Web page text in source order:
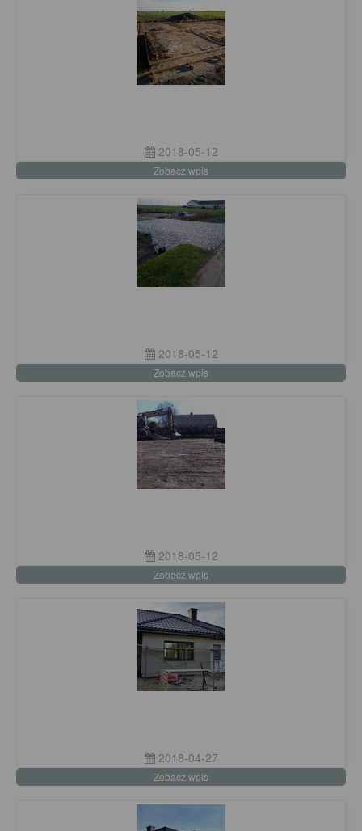
2018-05-12
Zobacz wpis
2018-05-12
Zobacz wpis
2018-05-12
Zobacz wpis
2018-04-27
Zobacz wpis